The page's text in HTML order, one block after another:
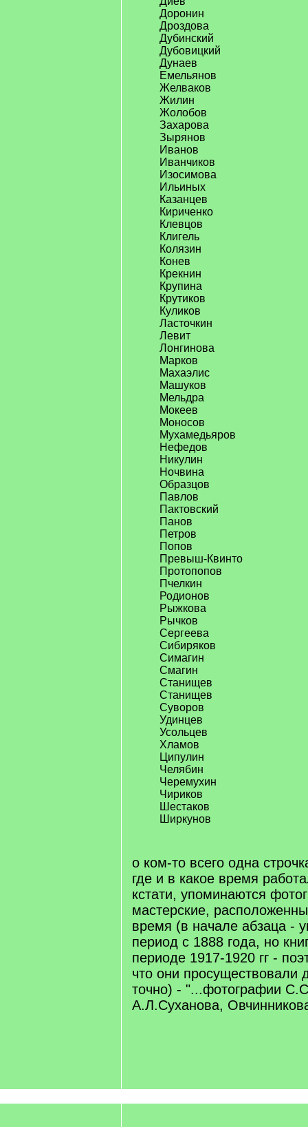
Доронин
Дроздова
Дубинский
Дубовицкий
Дунаев
Емельянов
Желваков
Жилин
Жолобов
Захарова
Зырянов
Иванов
Иванчиков
Изосимова
Ильиных
Казанцев
Кириченко
Клевцов
Клигель
Колязин
Конев
Крекнин
Крупина
Крутиков
Куликов
Ласточкин
Левит
Лонгинова
Марков
Махаэлис
Машуков
Мельдра
Мокеев
Моносов
Мухамедьяров
Нефедов
Никулин
Ночвина
Образцов
Павлов
Пактовский
Панов
Петров
Попов
Превыш-Квинто
Протопопов
Пчелкин
Родионов
Рыжкова
Рычков
Сергеева
Сибиряков
Симагин
Смагин
Станищев
Станищев
Суворов
Удинцев
Усольцев
Хламов
Ципулин
Челябин
Черемухин
Чириков
Шестаков
Ширкунов
о ком-то всего одна
где и в какое время
кстати, упоминаются
мастерские,
время (в начале абзаца -
период с 1888 года, но
периоде 1917-1920 гг -
что они просуществовали
точно) - "...фотографии
А.Л.Суханова,